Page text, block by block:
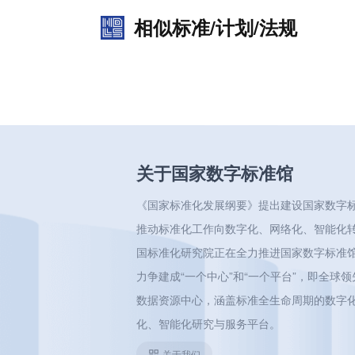
相似标准/计划/法规
关于国家数字标准馆
《国家标准化发展纲要》提出建设国家数字
推动标准化工作向数字化、网络化、智能化
国标准化研究院正在全力推进国家数字标准
力争建成“一个中心”和“一个平台”，即全球
数据资源中心，涵盖标准全生命周期的数字
化、智能化研究与服务平台。